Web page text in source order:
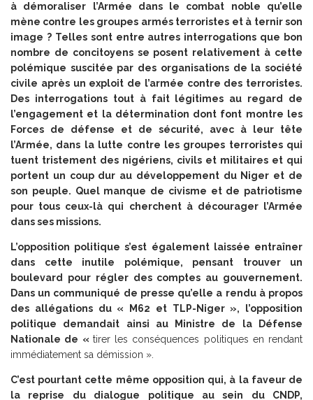
à démoraliser l’Armée dans le combat noble qu’elle
mène contre les groupes armés terroristes et à ternir son
image ? Telles sont entre autres interrogations que bon
nombre de concitoyens se posent relativement à cette
polémique suscitée par des organisations de la société
civile après un exploit de l’armée contre des terroristes.
Des interrogations tout à fait légitimes au regard de
l’engagement et la détermination dont font montre les
Forces de défense et de sécurité, avec à leur tête
l’Armée, dans la lutte contre les groupes terroristes qui
tuent tristement des nigériens, civils et militaires et qui
portent un coup dur au développement du Niger et de
son peuple. Quel manque de civisme et de patriotisme
pour tous ceux-là qui cherchent à décourager l’Armée
dans ses missions.
L’opposition politique s’est également laissée entraîner
dans cette inutile polémique, pensant trouver un
boulevard pour régler des comptes au gouvernement.
Dans un communiqué de presse qu’elle a rendu à propos
des allégations du « M62 et TLP-Niger », l’opposition
politique demandait ainsi au Ministre de la Défense
Nationale de « tirer les conséquences politiques en rendant
immédiatement sa démission ».
C’est pourtant cette même opposition qui, à la faveur de
la reprise du dialogue politique au sein du CNDP,